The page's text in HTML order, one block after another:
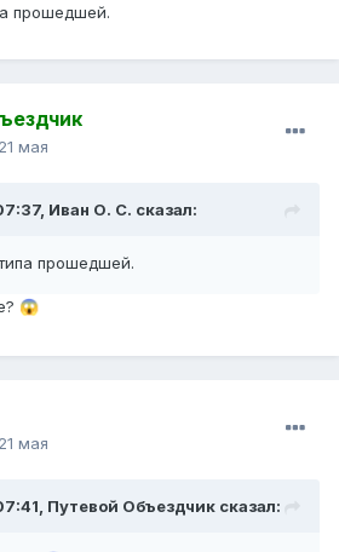
прошедшей.
21 мая
Иван О. С. сказал:
прошедшей.
😱
21 мая
Путевой Объездчик сказал: